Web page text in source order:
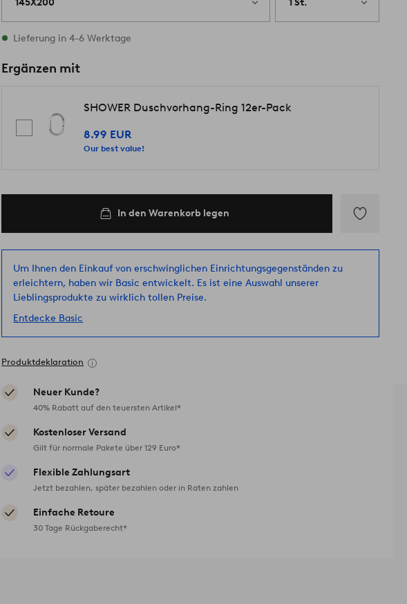
145X200 1 St.
Vorrätig
Lieferung in 4-6 Werktage
Ergänzen mit
SHOWER Duschvorhang-Ring 12er-Pack
8.99 EUR
Our best value!
In den Warenkorb legen
Favoriten
hinzufügen
Um Ihnen den Einkauf von erschwinglichen Einrichtungsgegenständen zu
erleichtern, haben wir Basic entwickelt. Es ist eine Auswahl unserer
Lieblingsprodukte zu wirklich tollen Preise.
Entdecke Basic
Produktdeklaration
Neuer Kunde?
40% Rabatt auf den teuersten Artikel*
Kostenloser Versand
Gilt für normale Pakete über 129 Euro*
Flexible Zahlungsart
Jetzt bezahlen, später bezahlen oder in Raten zahlen
Einfache Retoure
30 Tage Rückgaberecht*